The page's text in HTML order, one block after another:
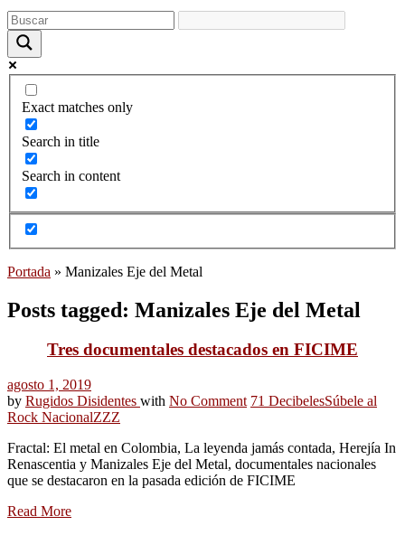
Exact matches only
Search in title
Search in content
Portada » Manizales Eje del Metal
Posts tagged: Manizales Eje del Metal
Tres documentales destacados en FICIME
agosto 1, 2019
by Rugidos Disidentes with No Comment 71 DecibelesSúbele al
Rock NacionalZZZ
Fractal: El metal en Colombia, La leyenda jamás contada, Herejía In
Renascentia y Manizales Eje del Metal, documentales nacionales
que se destacaron en la pasada edición de FICIME
Read More